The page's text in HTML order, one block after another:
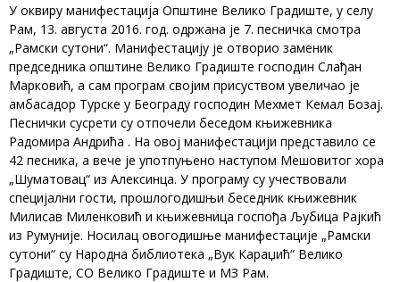
У оквиру манифестација Општине Велико Градиште, у селу
Рам, 13. августа 2016. год. одржана је 7. песничка смотра
„Рамски сутони“. Манифестацију је отворио заменик
председника општине Велико Градиште господин Слађан
Марковић, а сам програм својим присуством увеличао је
амбасадор Турске у Београду господин Мехмет Кемал Бозај.
Песнички сусрети су отпочели беседом књижевника
Радомира Андрића . На овој манифестацији представило се
42 песника, а вече је употпуњено наступом Мешовитог хора
„Шуматовац“ из Алексинца. У програму су учествовали
специјални гости, прошлогодишњи беседник књижевник
Милисав Миленковић и књижевница госпођа Љубица Рајкић
из Румуније. Носилац овогодишње манифестације „Рамски
сутони“ су Народна библиотека „Вук Караџић“ Велико
Градиште, СО Велико Градиште и МЗ Рам.